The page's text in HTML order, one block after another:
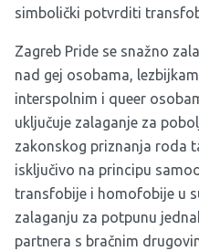
simbolički potvrditi
Zagreb Pride se snažno
nad gej osobama,
interspolnim i queer
uključuje zalaganje za
zakonskog priznanja roda
isključivo na principu
transfobije i homofobije u
zalaganju za potpunu
partnera s bračnim